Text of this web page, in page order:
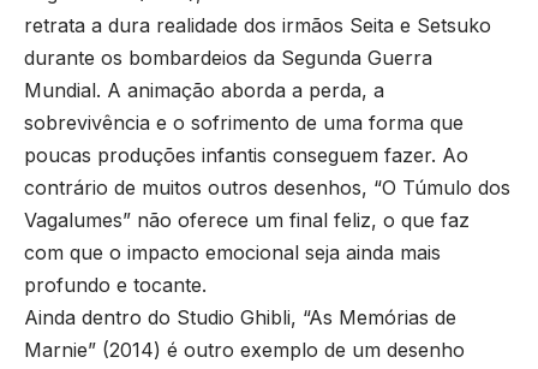
retrata a dura realidade dos irmãos Seita e Setsuko
durante os bombardeios da Segunda Guerra
Mundial. A animação aborda a perda, a
sobrevivência e o sofrimento de uma forma que
poucas produções infantis conseguem fazer. Ao
contrário de muitos outros desenhos, “O Túmulo dos
Vagalumes” não oferece um final feliz, o que faz
com que o impacto emocional seja ainda mais
profundo e tocante.
Ainda dentro do Studio Ghibli, “As Memórias de
Marnie” (2014) é outro exemplo de um desenho